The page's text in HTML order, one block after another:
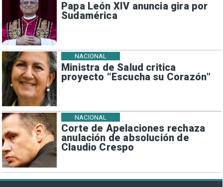
Papa León XIV anuncia gira por
Sudamérica
Ministra de Salud critica
proyecto “Escucha su Corazón”
NACIONAL
Corte de Apelaciones rechaza
anulación de absolución de
Claudio Crespo
NACIONAL